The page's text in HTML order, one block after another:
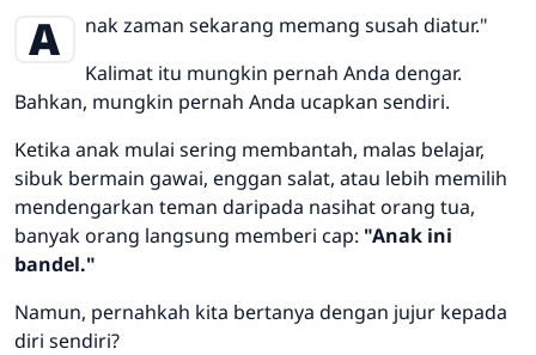
A
nak zaman sekarang memang susah diatur."
Kalimat itu mungkin pernah Anda dengar.
Bahkan, mungkin pernah Anda ucapkan sendiri.
Ketika anak mulai sering membantah, malas belajar,
sibuk bermain gawai, enggan salat, atau lebih memilih
mendengarkan teman daripada nasihat orang tua,
banyak orang langsung memberi cap: "Anak ini
bandel."
Namun, pernahkah kita bertanya dengan jujur kepada
diri sendiri?